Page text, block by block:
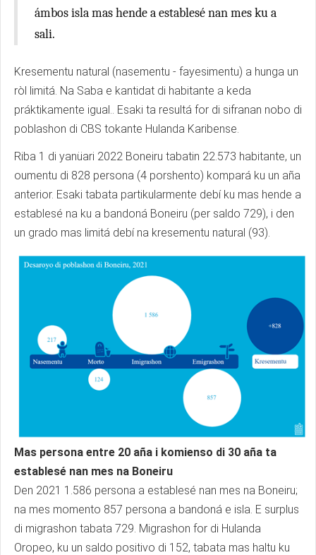
ámbos isla mas hende a establesé nan mes ku a
sali.
Kresementu natural (nasementu - fayesimentu) a hunga un
ròl limitá. Na Saba e kantidat di habitante a keda
práktikamente igual.. Esaki ta resultá for di sifranan nobo di
poblashon di CBS tokante Hulanda Karibense.
Riba 1 di yanüari 2022 Boneiru tabatin 22.573 habitante, un
oumentu di 828 persona (4 porshento) kompará ku un aña
anterior. Esaki tabata partikularmente debí ku mas hende a
establesé na ku a bandoná Boneiru (per saldo 729), i den
un grado mas limitá debí na kresementu natural (93).
Mas persona entre 20 aña i komienso di 30 aña ta
establesé nan mes na Boneiru
Den 2021 1.586 persona a establesé nan mes na Boneiru;
na mes momento 857 persona a bandoná e isla. E surplus
di migrashon tabata 729. Migrashon for di Hulanda
Oropeo, ku un saldo positivo di 152, tabata mas haltu ku